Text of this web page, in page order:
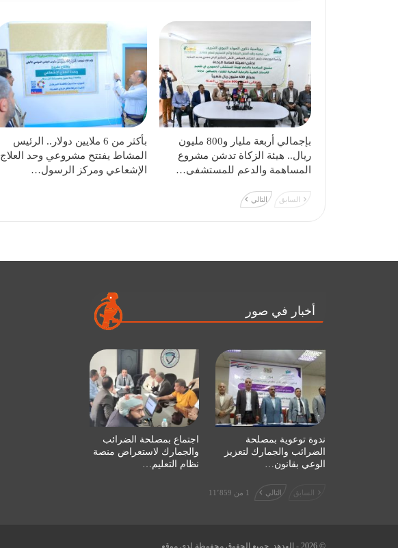
بإجمالي أربعة مليار و800 مليون
ريال.. هيئة الزكاة تدشن مشروع
المساهمة والدعم للمستشفى…
بأكثر من 6 ملايين دولار.. الرئيس
المشاط يفتتح مشروعي وحد العلاج
الإشعاعي ومركز الرسول…
السابق التالي
أخبار في صور
ندوة توعوية بمصلحة
الضرائب والجمارك لتعزيز
الوعي بقانون…
اجتماع بمصلحة الضرائب
والجمارك لاستعراض منصة
نظام التعليم…
السابق التالي 1 من 11٬859
© 2026 - الهدهد. جميع الحقوق محفوظة لدى موقع.